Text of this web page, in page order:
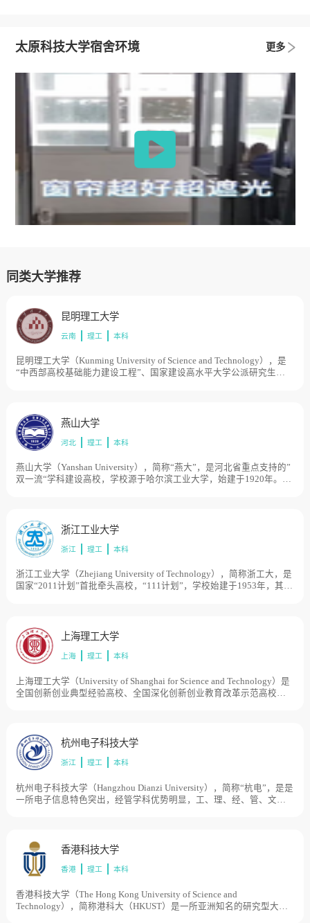
太原科技大学宿舍环境 更多
同类大学推荐
昆明理工大学
云南 理工 本科
昆明理工大学（Kunming University of Science and Technology），是
“中西部高校基础能力建设工程”、国家建设高水平大学公派研究生项
云南工业大学，历史起点可追溯到清宣统二年（1910年）。1999年，
两校合并组建成新昆明理工大学。2004年，云南省分析测试中心并
入。目前学校总体占地面积3915亩。
燕山大学
河北 理工 本科
燕山大学（Yanshan University），简称“燕大”，是河北省重点支持的”
双一流“学科建设高校，学校源于哈尔滨工业大学，始建于1920年。
1978年确定为全国重点高等院校。1985年至1997年学校整体南迁秦皇
岛市。1997年经原国家教委批准，更名燕山大学。1998年，由原机械
工业部划转到河北省，实行中央与地方共建，以河北省管理为主。
4000亩。
浙江工业大学
浙江 理工 本科
浙江工业大学（Zhejiang University of Technology），简称浙工大，是
国家“2011计划”首批牵头高校，“111计划”，学校始建于1953年，其前
杭州船舶工业学校和浙江建材工业学校陆续并入浙江工业大学。2009
年6月，浙江省人民政府和教育部签订共建协议，学校进入省部共建高
校行列。2013年5月，学校成为国家“2011计划”首批认定的14家协同创
上海理工大学
上海 理工 本科
上海理工大学（University of Shanghai for Science and Technology）是
全国创新创业典型经验高校、全国深化创新创业教育改革示范高校，
校，1996年两校合并组建上海理工大学。1998年学校由原国家机械工
业部转入上海市管理。目前学校总体占地面积1000亩。
杭州电子科技大学
浙江 理工 本科
杭州电子科技大学（Hangzhou Dianzi University），简称“杭电”，是是
一所电子信息特色突出，经管学科优势明显，工、理、经、管、文、
工业学校等时期，1980年经国务院批准改建为杭州电子工业学院，先
后隶属于机械工业部、电子工业部和信息产业部等中央部委，2003年
原杭州出版学校整体并入，2004年更名为杭州电子科技大学。目前学
香港科技大学
香港 理工 本科
香港科技大学（The Hong Kong University of Science and
Technology），简称港科大（HKUST）是一所亚洲知名的研究型大